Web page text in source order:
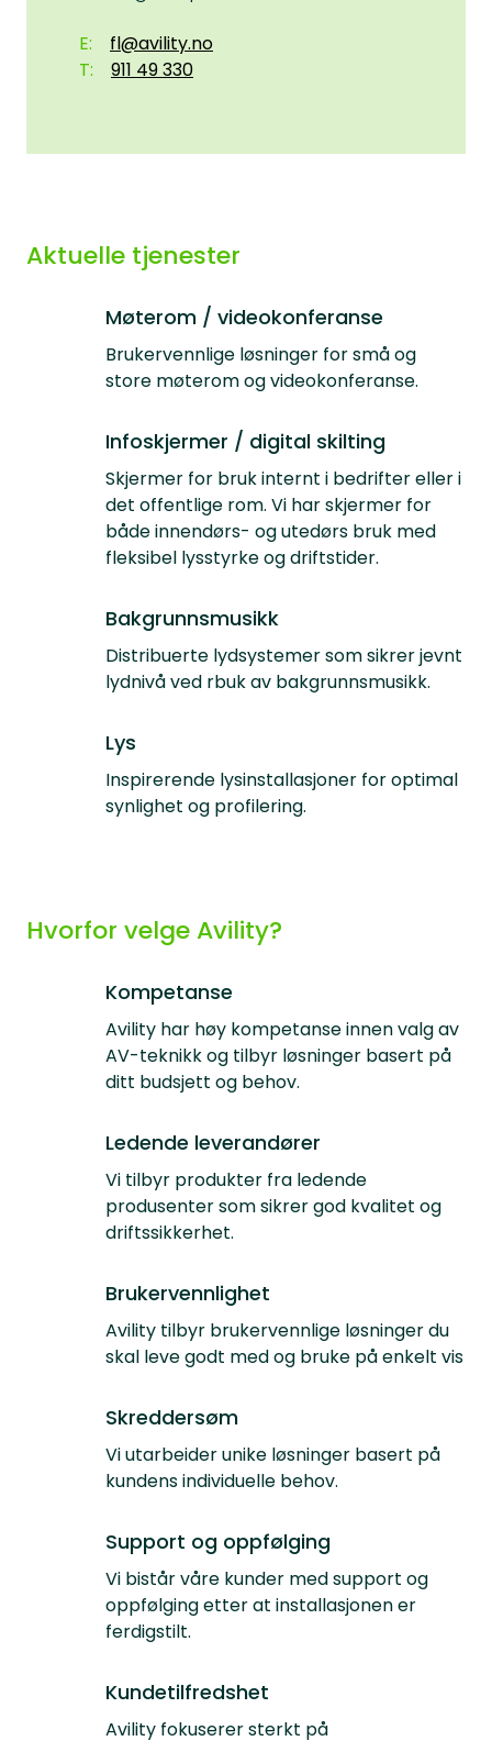
fl@avility.no
911 49 330
Aktuelle tjenester
Møterom / videokonferanse
Brukervennlige løsninger for små og
store møterom og videokonferanse.
Infoskjermer / digital skilting
Skjermer for bruk internt i bedrifter eller i
det offentlige rom. Vi har skjermer for
både innendørs- og utedørs bruk med
fleksibel lysstyrke og driftstider.
Bakgrunnsmusikk
Distribuerte lydsystemer som sikrer jevnt
lydnivå ved rbuk av bakgrunnsmusikk.
Lys
Inspirerende lysinstallasjoner for optimal
synlighet og profilering.
Hvorfor velge Avility?
Kompetanse
Avility har høy kompetanse innen valg av
AV-teknikk og tilbyr løsninger basert på
ditt budsjett og behov.
Ledende leverandører
Vi tilbyr produkter fra ledende
produsenter som sikrer god kvalitet og
driftssikkerhet.
Brukervennlighet
Avility tilbyr brukervennlige løsninger du
skal leve godt med og bruke på enkelt vis
Skreddersøm
Vi utarbeider unike løsninger basert på
kundens individuelle behov.
Support og oppfølging
Vi bistår våre kunder med support og
oppfølging etter at installasjonen er
ferdigstilt.
Kundetilfredshet
Avility fokuserer sterkt på